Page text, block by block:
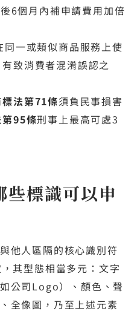
後6個月內補申請費用加倍
同一或類似商品服務上使
致消費者混淆誤認之
法第71條須負民事損害
第95條刑事上最高可處3
些標識可以申
他人區隔的核心識別符
其型態相當多元：文字
公司Logo）、顏色、聲
全像圖，乃至上述元素